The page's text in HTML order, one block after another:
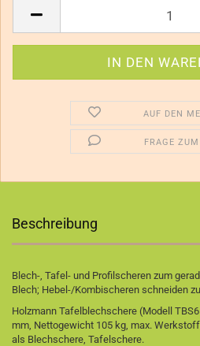
AUF DEN
FRAGE
Beschreibung
Blech-, Tafel- und Profilscheren zum
Blech; Hebel-/Kombischeren schneiden
Holzmann Tafelblechschere (Modell
mm, Nettogewicht 105 kg, max.
als Blechschere, Tafelschere.